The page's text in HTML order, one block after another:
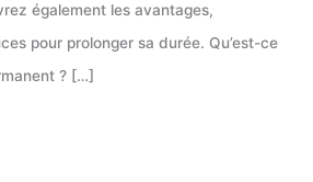
également les avantages,
pour prolonger sa durée. Qu’est-ce
? […]